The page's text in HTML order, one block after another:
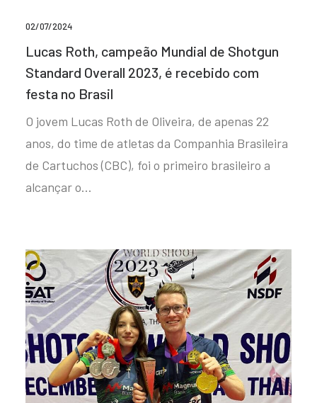
02/07/2024
Lucas Roth, campeão Mundial de Shotgun
Standard Overall 2023, é recebido com
festa no Brasil
O jovem Lucas Roth de Oliveira, de apenas 22
anos, do time de atletas da Companhia Brasileira
de Cartuchos (CBC), foi o primeiro brasileiro a
alcançar o…